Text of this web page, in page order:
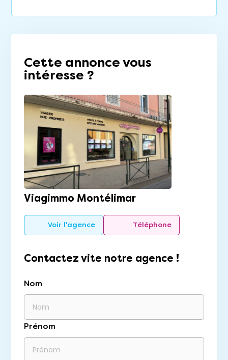
Cette annonce vous
intéresse ?
Viagimmo Montélimar
Voir l'agence Téléphone
Contactez vite notre agence !
Nom
Prénom